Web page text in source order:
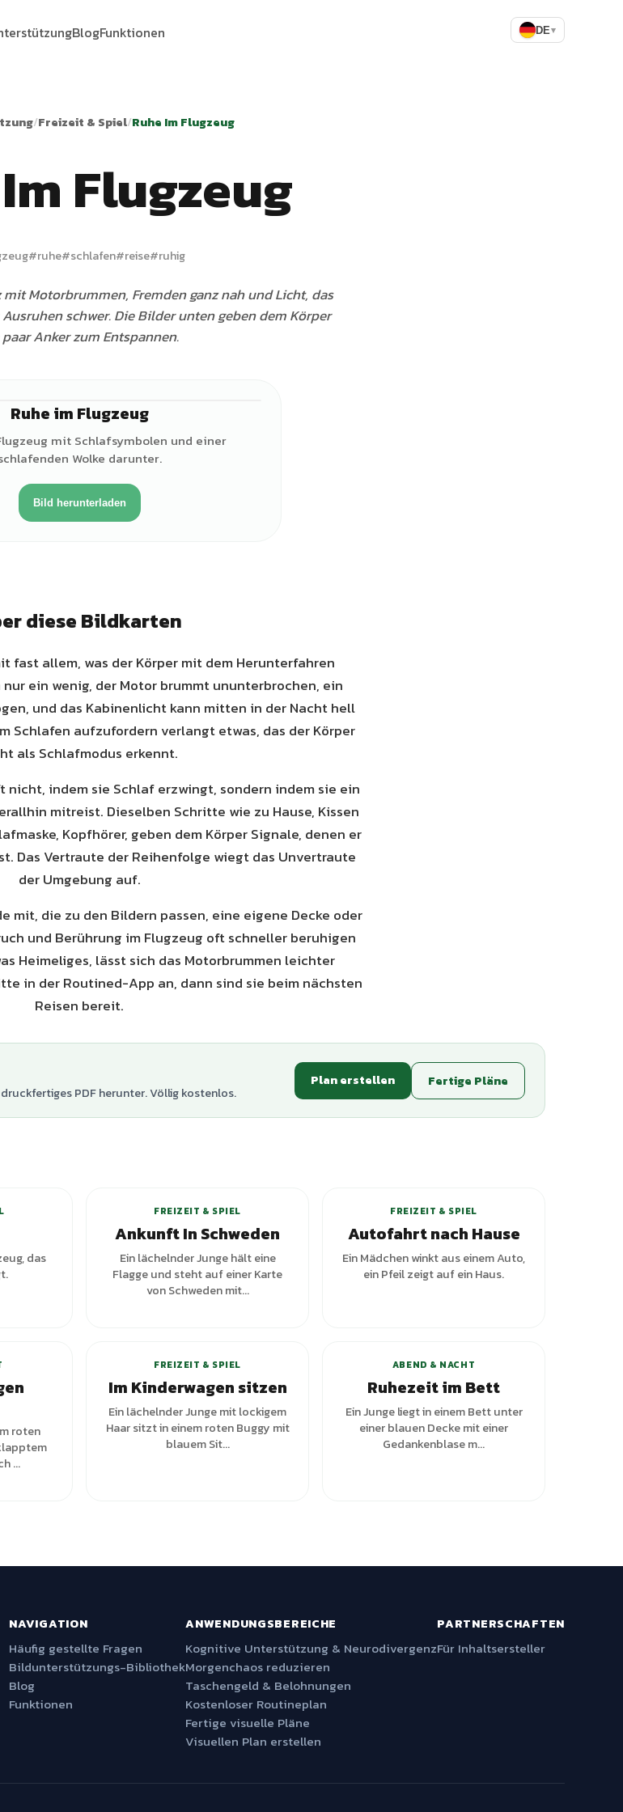
BlogFunktionen DE▾
/Freizeit & Spiel/Ruhe Im Flugzeug
Flugzeug
#ruhe#schlafen#reise#ruhig
Motorbrummen, Fremden ganz nah und Licht, das
schwer. Die Bilder unten geben dem Körper
Anker zum Entspannen.
Ruhe im Flugzeug
mit Schlafsymbolen und einer
Wolke darunter.
Bild herunterladen
diese Bildkarten
fast allem, was der Körper mit dem Herunterfahren
ein wenig, der Motor brummt ununterbrochen, ein
und das Kabinenlicht kann mitten in der Nacht hell
Schlafen aufzufordern verlangt etwas, das der Körper
als Schlafmodus erkennt.
indem sie Schlaf erzwingt, sondern indem sie ein
mitreist. Dieselben Schritte wie zu Hause, Kissen
Kopfhörer, geben dem Körper Signale, denen er
Das Vertraute der Reihenfolge wiegt das Unvertraute
der Umgebung auf.
mit, die zu den Bildern passen, eine eigene Decke oder
und Berührung im Flugzeug oft schneller beruhigen
Heimeliges, lässt sich das Motorbrummen leichter
in der Routined-App an, dann sind sie beim nächsten
Reisen bereit.
PDF herunter. Völlig kostenlos.
Plan erstellen Fertige Pläne
das
FREIZEIT & SPIEL
Ankunft In Schweden
Ein lächelnder Junge hält eine
Flagge und steht auf einer Karte
von Schweden mit...
FREIZEIT & SPIEL
Autofahrt nach Hause
Ein Mädchen winkt aus einem Auto,
ein Pfeil zeigt auf ein Haus.
roten
...
FREIZEIT & SPIEL
Im Kinderwagen sitzen
Ein lächelnder Junge mit lockigem
Haar sitzt in einem roten Buggy mit
blauem Sit...
ABEND & NACHT
Ruhezeit im Bett
Ein Junge liegt in einem Bett unter
einer blauen Decke mit einer
Gedankenblase m...
NAVIGATION
Häufig gestellte Fragen
Bildunterstützungs-Bibliothek
Blog
Funktionen
ANWENDUNGSBEREICHE
Kognitive Unterstützung & Neurodivergenz
Morgenchaos reduzieren
Taschengeld & Belohnungen
Kostenloser Routineplan
Fertige visuelle Pläne
Visuellen Plan erstellen
PARTNERSCHAFTEN
Für Inhaltsersteller